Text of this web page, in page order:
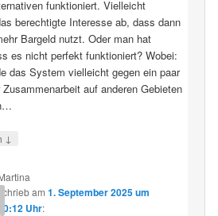
funktioniert. Vielleicht
berechtigte Interesse ab, dass dann
Bargeld nutzt. Oder man hat
es nicht perfekt funktioniert? Wobei:
das System vielleicht gegen ein paar
auf anderen Gebieten
↓
schriebam1. September 2025 um
Uhr: